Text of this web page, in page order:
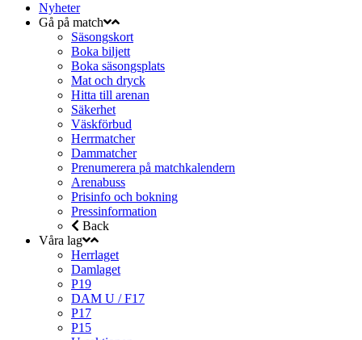
Nyheter
Gå på match
Säsongskort
Boka biljett
Boka säsongsplats
Mat och dryck
Hitta till arenan
Säkerhet
Väskförbud
Herrmatcher
Dammatcher
Prenumerera på matchkalendern
Arenabuss
Prisinfo och bokning
Pressinformation
Back
Våra lag
Herrlaget
Damlaget
P19
DAM U / F17
P17
P15